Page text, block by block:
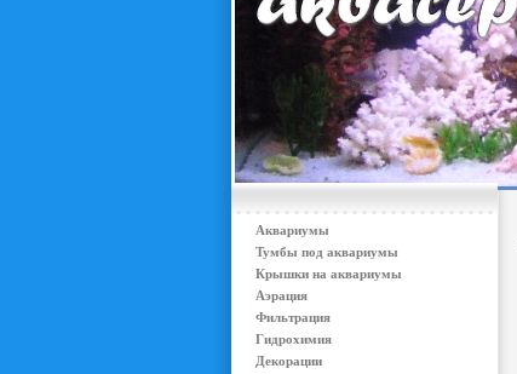
Аквариумы
Тумбы под аквариумы
Крышки на аквариумы
Аэрация
Фильтрация
Гидрохимия
Декорации